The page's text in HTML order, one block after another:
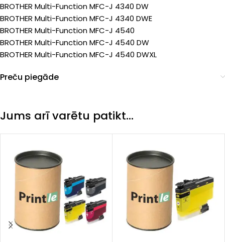
BROTHER Multi-Function MFC-J 4340 DW
BROTHER Multi-Function MFC-J 4340 DWE
BROTHER Multi-Function MFC-J 4540
BROTHER Multi-Function MFC-J 4540 DW
BROTHER Multi-Function MFC-J 4540 DWXL
Preču piegāde
Jums arī varētu patikt…